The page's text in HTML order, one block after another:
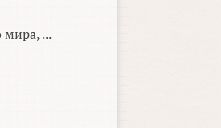
мира, ...